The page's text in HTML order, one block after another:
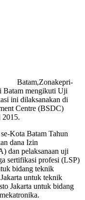
Batam,Zonakepri-
Batam mengikuti Uji
ini dilaksanakan di
Centre (BSDC)
2015.
Kota Batam Tahun
dana Izin
dan pelaksanaan uji
sertifikasi profesi (LSP)
bidang teknik
untuk teknik
Jakarta untuk bidang